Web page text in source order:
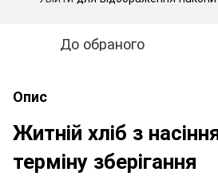
До обраного
Опис
Житній хліб з
терміну зберігання